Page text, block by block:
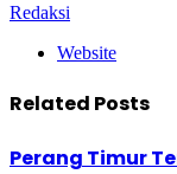
Redaksi
Website
Related Posts
Perang Timur